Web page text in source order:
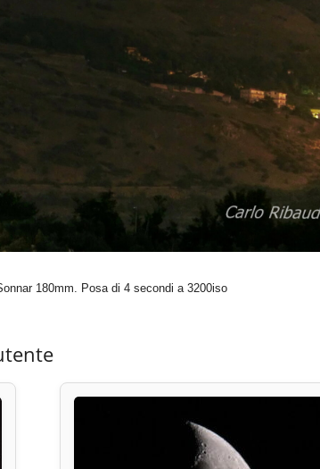
180mm. Posa di 4 secondi a 3200iso